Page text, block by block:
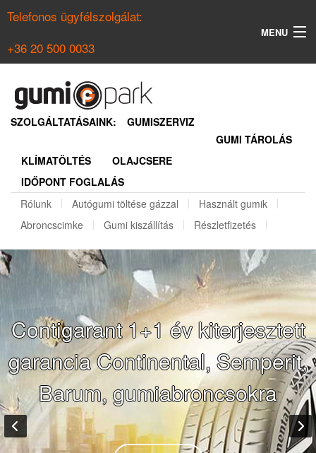
Telefonos ügyfélszolgálat:
+36 20 500 0033
MENU
NYÁRI GUMI KERESŐ
REGISZTRÁCIÓ
SZOLGÁLTATÁSAINK:
GUMISZERVIZ
GUMI TÁROLÁS
KLÍMATÖLTÉS
OLAJCSERE
IDŐPONT FOGLALÁS
Rólunk
Autógumi töltése gázzal
Használt gumik
Abroncscimke
Gumi kiszállítás Részletfizetés